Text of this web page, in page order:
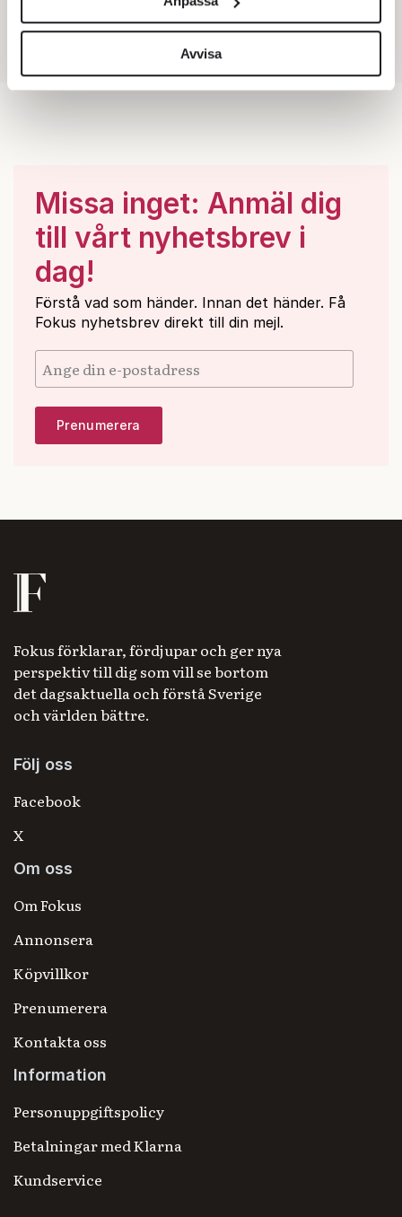
för sociala medier och analysera vår trafik. Vi
vidarebefordrar även sådana identifierare och annan
information från din enhet till de sociala medier och
annons- och analysföretag som vi samarbetar med.
Dessa kan i sin tur kombinera informationen med annan
Avvisa
Missa inget: Anmäl dig
till vårt nyhetsbrev i
dag!
Förstå vad som händer. Innan det händer. Få
Fokus nyhetsbrev direkt till din mejl.
Fokus förklarar, fördjupar och ger nya
perspektiv till dig som vill se bortom
det dagsaktuella och förstå Sverige
och världen bättre.
Följ oss
Facebook
X
Om oss
Om Fokus
Annonsera
Köpvillkor
Prenumerera
Kontakta oss
Information
Personuppgiftspolicy
Betalningar med Klarna
Kundservice